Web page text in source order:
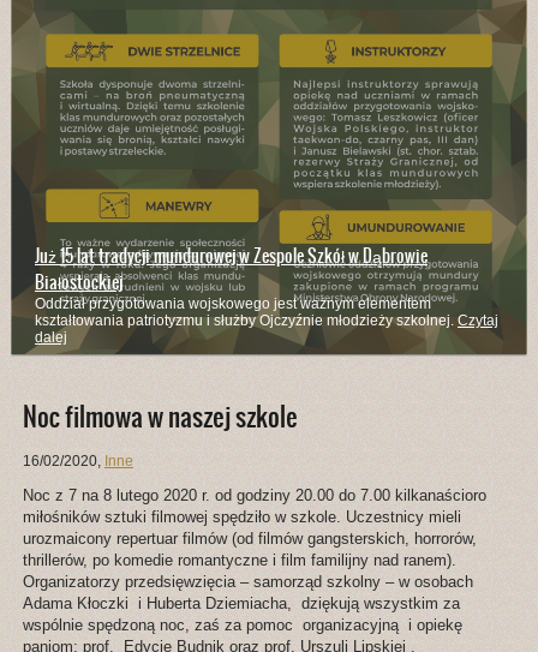
Już 15 lat tradycji mundurowej w Zespole Szkół w Dąbrowie
Białostockiej
Oddział przygotowania wojskowego jest ważnym elementem
kształtowania patriotyzmu i służby Ojczyźnie młodzieży szkolnej. Czytaj
dalej
Noc filmowa w naszej szkole
16/02/2020, Inne
Noc z 7 na 8 lutego 2020 r. od godziny 20.00 do 7.00 kilkanaścioro
miłośników sztuki filmowej spędziło w szkole. Uczestnicy mieli
urozmaicony repertuar filmów (od filmów gangsterskich, horrorów,
thrillerów, po komedie romantyczne i film familijny nad ranem).
Organizatorzy przedsięwzięcia – samorząd szkolny – w osobach
Adama Kłoczki i Huberta Dziemiacha, dziękują wszystkim za
wspólnie spędzoną noc, zaś za pomoc organizacyjną i opiekę
paniom: prof. Edycie Budnik oraz prof. Urszuli Lipskiej .